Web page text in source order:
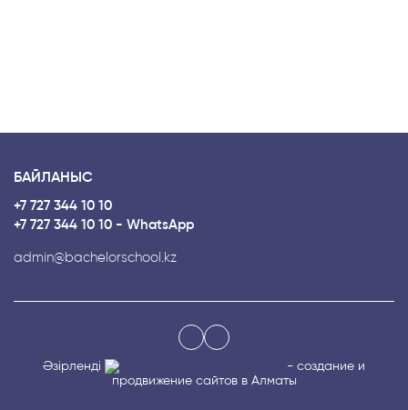
БАЙЛАНЫС
+7 727 344 10 10
+7 727 344 10 10 - WhatsApp
admin@bachelorschool.kz
Әзірленді
- создание и
продвижение сайтов в Алматы